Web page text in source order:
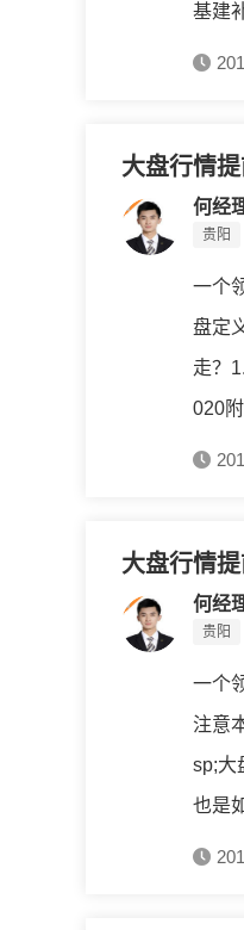
基建
大盘行情提
何经
贵阳
一个
盘定
走？
020
大盘行情
何经
贵阳
一个
注意
sp;大
也是